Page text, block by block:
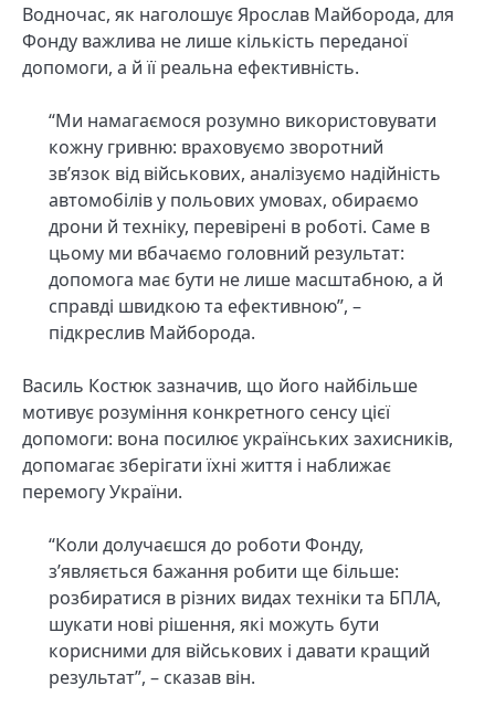
Водночас, як наголошує Ярослав Майборода, для
Фонду важлива не лише кількість переданої
допомоги, а й її реальна ефективність.
“Ми намагаємося розумно використовувати
кожну гривню: враховуємо зворотний
зв’язок від військових, аналізуємо надійність
автомобілів у польових умовах, обираємо
дрони й техніку, перевірені в роботі. Саме в
цьому ми вбачаємо головний результат:
допомога має бути не лише масштабною, а й
справді швидкою та ефективною”, –
підкреслив Майборода.
Василь Костюк зазначив, що його найбільше
мотивує розуміння конкретного сенсу цієї
допомоги: вона посилює українських захисників,
допомагає зберігати їхні життя і наближає
перемогу України.
“Коли долучаєшся до роботи Фонду,
з’являється бажання робити ще більше:
розбиратися в різних видах техніки та БПЛА,
шукати нові рішення, які можуть бути
корисними для військових і давати кращий
результат”, – сказав він.